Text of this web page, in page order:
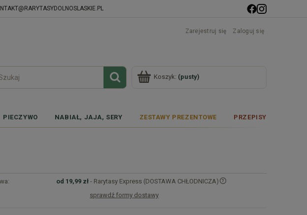
Zarejestruj się Zaloguj się
Koszyk: (pusty)
PIECZYWO NABIAŁ, JAJA, SERY ZESTAWY PREZENTOWE PRZEPISY
od 19,99 zł - Rarytasy Express (DOSTAWA CHŁODNICZA)
sprawdź formy dostawy